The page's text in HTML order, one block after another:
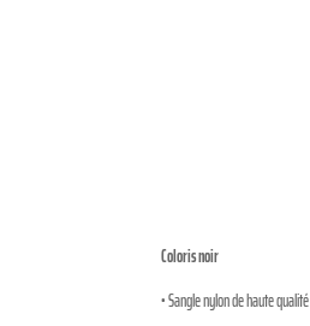
Coloris noir
• Sangle nylon de haute qualité